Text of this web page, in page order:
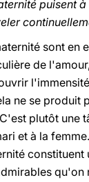
puisent
sont en
de
ne se produit
plutôt une
et à la
constituent
qu'on